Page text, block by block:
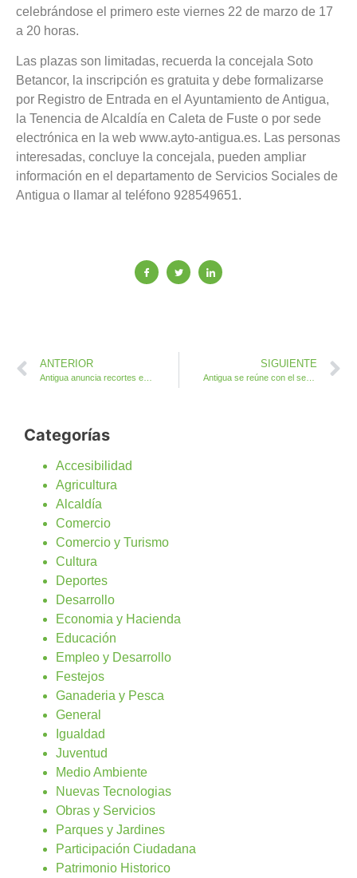
celebrándose el primero este viernes 22 de marzo de 17
a 20 horas.
Las plazas son limitadas, recuerda la concejala Soto
Betancor, la inscripción es gratuita y debe formalizarse
por Registro de Entrada en el Ayuntamiento de Antigua,
la Tenencia de Alcaldía en Caleta de Fuste o por sede
electrónica en la web www.ayto-antigua.es. Las personas
interesadas, concluye la concejala, pueden ampliar
información en el departamento de Servicios Sociales de
Antigua o llamar al teléfono 928549651.
ANTERIOR
Antigua anuncia recortes en diferentes áreas menos en Servicios Sociales
SIGUIENTE
Antigua se reúne con el sector profesional de fiestas y eventos en la isla
Categorías
Accesibilidad
Agricultura
Alcaldía
Comercio
Comercio y Turismo
Cultura
Deportes
Desarrollo
Economia y Hacienda
Educación
Empleo y Desarrollo
Festejos
Ganaderia y Pesca
General
Igualdad
Juventud
Medio Ambiente
Nuevas Tecnologias
Obras y Servicios
Parques y Jardines
Participación Ciudadana
Patrimonio Historico